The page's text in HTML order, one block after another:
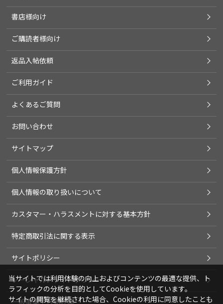
書店様向け
ご購読者様向け
返品入帖依頼
ご利用ガイド
よくあるご質問
お問い合わせ
サイトマップ
個人情報保護方針
個人情報の取り扱いについて
カスタマー・ハラスメントに対する基本方針
特定商取引法に関する表示
サイトポリシー
ソーシャルメディアポリシー
一般事業主行動計画
当サイトでは利用体験の向上およびコンテンツの最適な提供、ト
ラフィックの分析を目的としてCookieを使用しています。
サイトの閲覧を継続された場合、Cookieの利用に同意したことも